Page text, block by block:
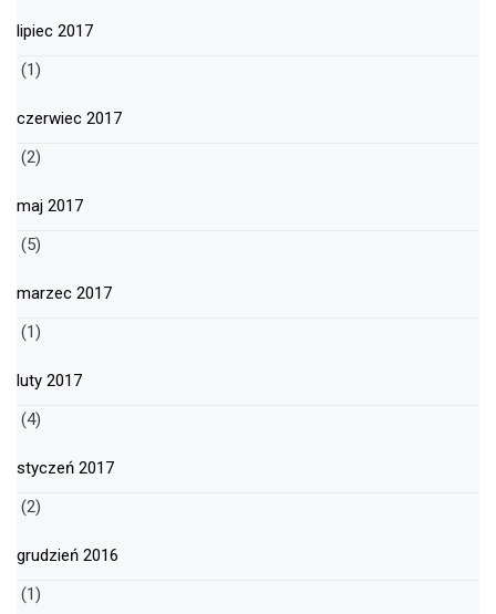
lipiec 2017
(1)
czerwiec 2017
(2)
maj 2017
(5)
marzec 2017
(1)
luty 2017
(4)
styczeń 2017
(2)
grudzień 2016
(1)